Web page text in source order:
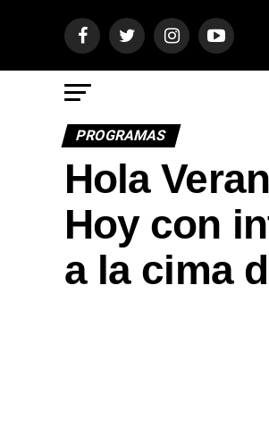
PROGRAMAS
Hola
Hoy con
a la cima